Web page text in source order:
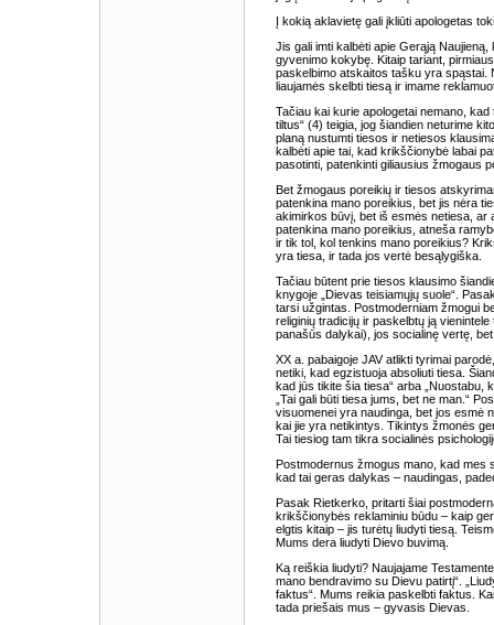
Į kokią aklavietę gali įkliūti apologetas
Jis gali imti kalbėti apie Gerąją
gyvenimo kokybę. Kitaip tariant,
paskelbimo atskaitos tašku yra spąstai.
liaujamės skelbti tiesą ir imame
Tačiau kai kurie apologetai nemano,
tiltus“ (4) teigia, jog šiandien neturime
planą nustumti tiesos ir netiesos
kalbėti apie tai, kad krikščionybė labai
pasotinti, patenkinti giliausius žmogaus
Bet žmogaus poreikių ir tiesos
patenkina mano poreikius, bet jis nėra
akimirkos būvį, bet iš esmės netiesa, ar
patenkina mano poreikius, atneša
ir tik tol, kol tenkins mano poreikius?
yra tiesa, ir tada jos vertė besąlygiška.
Tačiau būtent prie tiesos klausimo
knygoje „Dievas teisiamųjų suole“.
tarsi užgintas. Postmoderniam žmogui
religinių tradicijų ir paskelbtų ją
panašūs dalykai), jos socialinę vertę,
XX a. pabaigoje JAV atlikti tyrimai
netiki, kad egzistuoja absoliuti tiesa.
kad jūs tikite šia tiesa“ arba „Nuostabu,
„Tai gali būti tiesa jums, bet ne man.“
visuomenei yra naudinga, bet jos esmė
kai jie yra netikintys. Tikintys žmonės
Tai tiesiog tam tikra socialinės
Postmodernus žmogus mano, kad mes
kad tai geras dalykas – naudingas,
Pasak Rietkerko, pritarti šiai
krikščionybės reklaminiu būdu – kaip
elgtis kitaip – jis turėtų liudyti tiesą.
Mums dera liudyti Dievo buvimą.
Ką reiškia liudyti? Naujajame
mano bendravimo su Dievu patirtį“.
faktus“. Mums reikia paskelbti faktus.
tada priešais mus – gyvasis Dievas.